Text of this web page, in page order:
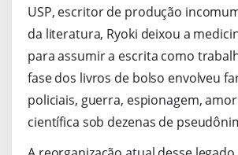
USP, escritor de produção
da literatura, Ryoki deixou a
para assumir a escrita como
fase dos livros de bolso envolveu
policiais, guerra, espionagem,
científica sob dezenas de